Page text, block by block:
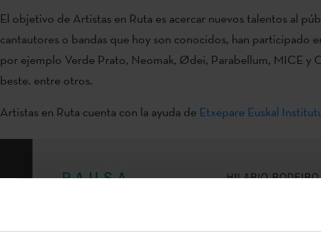
El objetivo de Artistas en Ruta es acercar nuevos talentos al
cantautores o bandas que hoy son conocidos, han participado
por ejemplo Verde Prato, Neomak, Ødei, Parabellum, MICE y
beste. entre otros.
Artistas en Ruta cuenta con la ayuda de Etxepare Euskal